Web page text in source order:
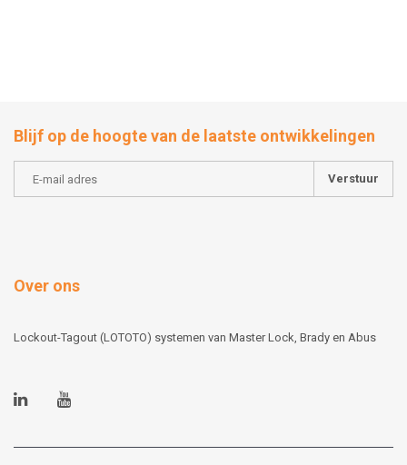
Blijf op de hoogte van de laatste ontwikkelingen
Verstuur
Over ons
Lockout-Tagout (LOTOTO) systemen van Master Lock, Brady en Abus